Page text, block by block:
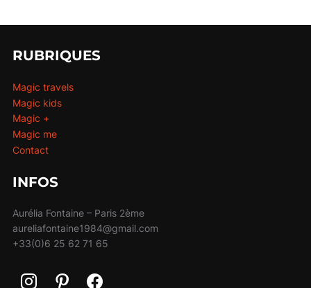
RUBRIQUES
Magic travels
Magic kids
Magic +
Magic me
Contact
INFOS
Aurélia Fontaine – Paris 2ème
aureliafontaine1984@gmail.com
+33(0)6 25 62 71 65